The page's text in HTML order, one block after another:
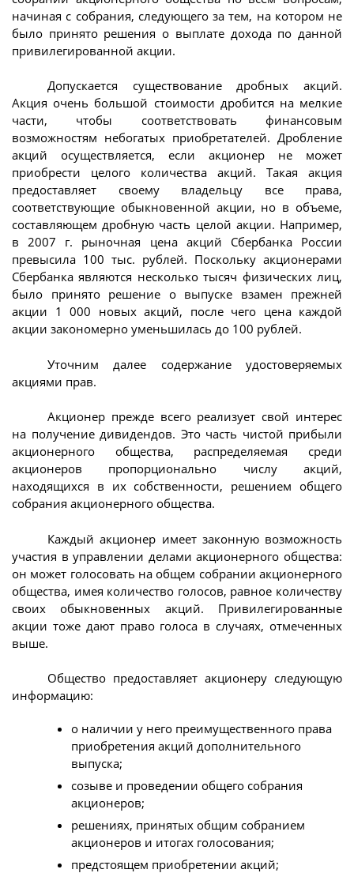
начиная с собрания, следующего за тем, на котором не
было принято решения о выплате дохода по данной
привилегированной акции.
Допускается существование дробных акций.
Акция очень большой стоимости дробится на мелкие
части, чтобы соответствовать финансовым
возможностям небогатых приобретателей. Дробление
акций осуществляется, если акционер не может
приобрести целого количества акций. Такая акция
предоставляет своему владельцу все права,
соответствующие обыкновенной акции, но в объеме,
составляющем дробную часть целой акции. Например,
в 2007 г. рыночная цена акций Сбербанка России
превысила 100 тыс. рублей. Поскольку акционерами
Сбербанка являются несколько тысяч физических лиц,
было принято решение о выпуске взамен прежней
акции 1 000 новых акций, после чего цена каждой
акции закономерно уменьшилась до 100 рублей.
Уточним далее содержание удостоверяемых
акциями прав.
Акционер прежде всего реализует свой интерес
на получение дивидендов. Это часть чистой прибыли
акционерного общества, распределяемая среди
акционеров пропорционально числу акций,
находящихся в их собственности, решением общего
собрания акционерного общества.
Каждый акционер имеет законную возможность
участия в управлении делами акционерного общества:
он может голосовать на общем собрании акционерного
общества, имея количество голосов, равное количеству
своих обыкновенных акций. Привилегированные
акции тоже дают право голоса в случаях, отмеченных
выше.
Общество предоставляет акционеру следующую
информацию:
о наличии у него преимущественного права
приобретения акций дополнительного
выпуска;
созыве и проведении общего собрания
акционеров;
решениях, принятых общим собранием
акционеров и итогах голосования;
предстоящем приобретении акций;